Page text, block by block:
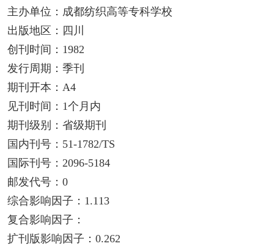
主办单位：成都纺织高等专科学校
出版地区：四川
创刊时间：1982
发行周期：季刊
期刊开本：A4
见刊时间：1个月内
期刊级别：省级期刊
国内刊号：51-1782/TS
国际刊号：2096-5184
邮发代号：0
综合影响因子：1.113
复合影响因子：
扩刊版影响因子：0.262